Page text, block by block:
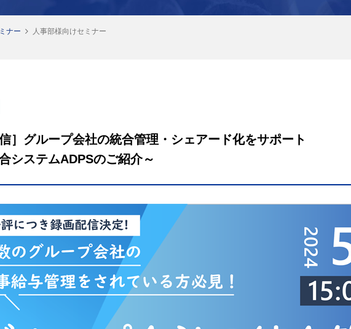
ナー 人事部様向けセミナー
信］グループ会社の統合管理・シェアード化をサポート
システムADPSのご紹介～